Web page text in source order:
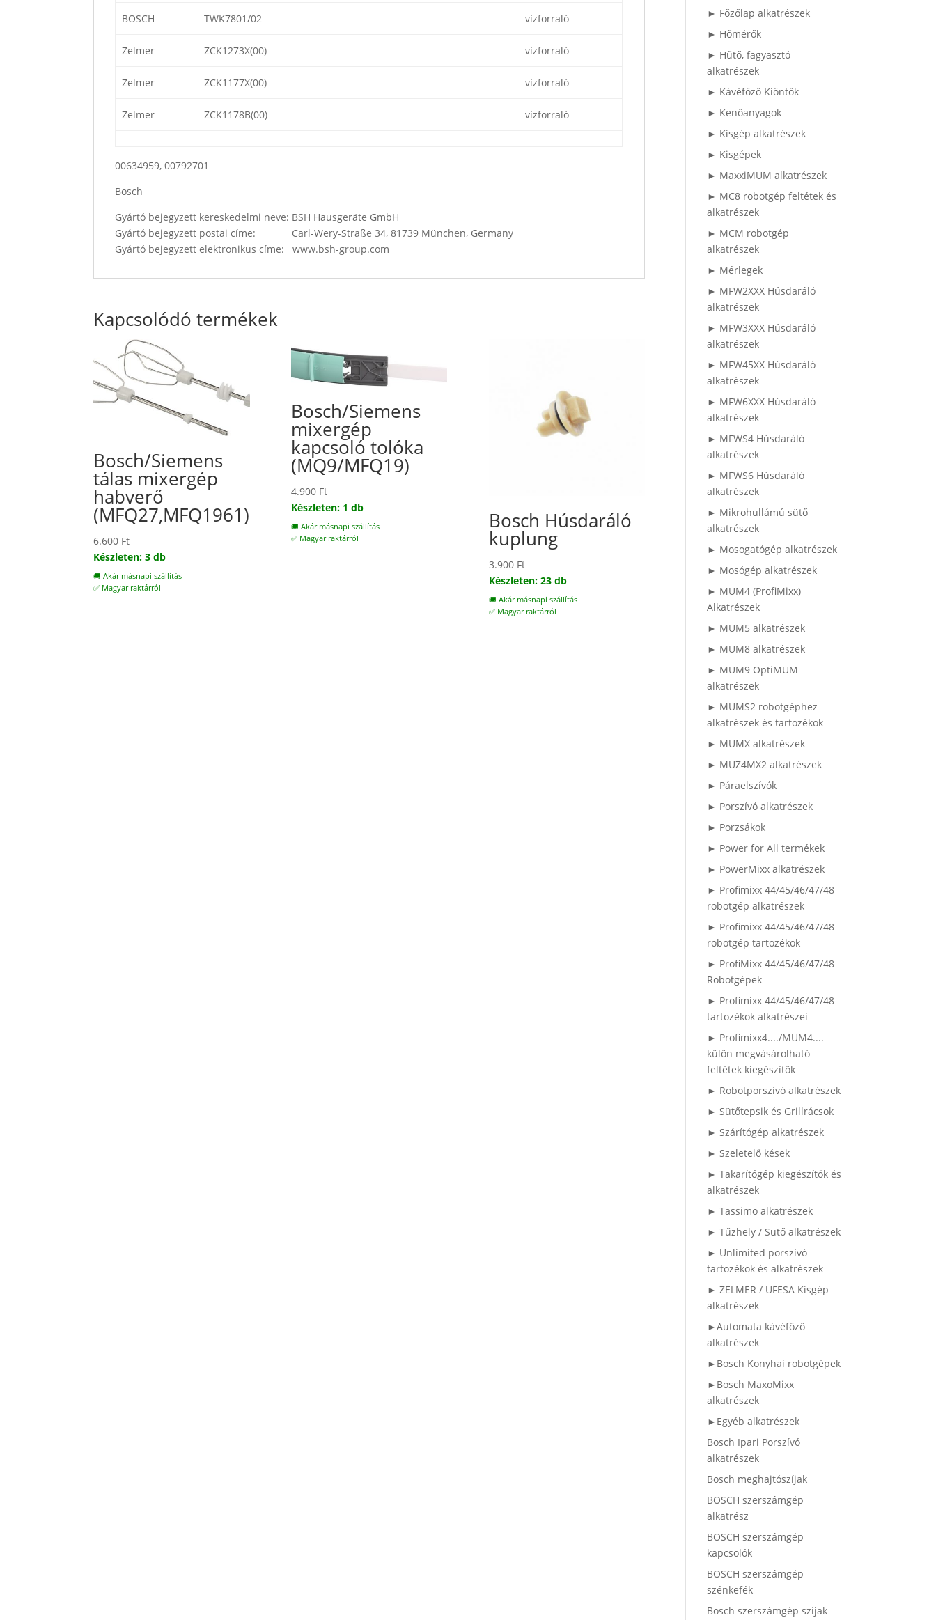
BOSCH TWK7801/02 vízforraló
Zelmer ZCK1273X(00) vízforraló
Zelmer ZCK1177X(00) vízforraló
Zelmer ZCK1178B(00) vízforraló
00634959, 00792701
Bosch
Gyártó bejegyzett kereskedelmi neve: BSH Hausgeräte GmbH
Gyártó bejegyzett postai címe: Carl-Wery-Straße 34, 81739 München, Germany
Gyártó bejegyzett elektronikus címe: www.bsh-group.com
Kapcsolódó termékek
Bosch/Siemens
tálas mixergép
habverő
(MFQ27,MFQ1961)
6.600 Ft
Készleten: 3 db
🚚 Akár másnapi szállítás
✅ Magyar raktárról
Bosch/Siemens
mixergép
kapcsoló tolóka
(MQ9/MFQ19)
4.900 Ft
Készleten: 1 db
🚚 Akár másnapi szállítás
✅ Magyar raktárról
Bosch Húsdaráló
kuplung
3.900 Ft
Készleten: 23 db
🚚 Akár másnapi szállítás
✅ Magyar raktárról
► Főzőlap alkatrészek
► Hőmérők
► Hűtő, fagyasztó
alkatrészek
► Kávéfőző Kiöntők
► Kenőanyagok
► Kisgép alkatrészek
► Kisgépek
► MaxxiMUM alkatrészek
► MC8 robotgép feltétek és
alkatrészek
► MCM robotgép
alkatrészek
► Mérlegek
► MFW2XXX Húsdaráló
alkatrészek
► MFW3XXX Húsdaráló
alkatrészek
► MFW45XX Húsdaráló
alkatrészek
► MFW6XXX Húsdaráló
alkatrészek
► MFWS4 Húsdaráló
alkatrészek
► MFWS6 Húsdaráló
alkatrészek
► Mikrohullámú sütő
alkatrészek
► Mosogatógép alkatrészek
► Mosógép alkatrészek
► MUM4 (ProfiMixx)
Alkatrészek
► MUM5 alkatrészek
► MUM8 alkatrészek
► MUM9 OptiMUM
alkatrészek
► MUMS2 robotgéphez
alkatrészek és tartozékok
► MUMX alkatrészek
► MUZ4MX2 alkatrészek
► Páraelszívók
► Porszívó alkatrészek
► Porzsákok
► Power for All termékek
► PowerMixx alkatrészek
► Profimixx 44/45/46/47/48
robotgép alkatrészek
► Profimixx 44/45/46/47/48
robotgép tartozékok
► ProfiMixx 44/45/46/47/48
Robotgépek
► Profimixx 44/45/46/47/48
tartozékok alkatrészei
► Profimixx4..../MUM4....
külön megvásárolható
feltétek kiegészítők
► Robotporszívó alkatrészek
► Sütőtepsik és Grillrácsok
► Szárítógép alkatrészek
► Szeletelő kések
► Takarítógép kiegészítők és
alkatrészek
► Tassimo alkatrészek
► Tűzhely / Sütő alkatrészek
► Unlimited porszívó
tartozékok és alkatrészek
► ZELMER / UFESA Kisgép
alkatrészek
►Automata kávéfőző
alkatrészek
►Bosch Konyhai robotgépek
►Bosch MaxoMixx
alkatrészek
►Egyéb alkatrészek
Bosch Ipari Porszívó
alkatrészek
Bosch meghajtószíjak
BOSCH szerszámgép
alkatrész
BOSCH szerszámgép
kapcsolók
BOSCH szerszámgép
szénkefék
Bosch szerszámgép szíjak